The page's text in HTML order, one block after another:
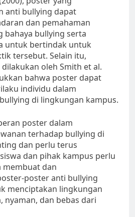
anti bullying dapat
dan pemahaman
bahaya bullying serta
untuk bertindak untuk
tersebut. Selain itu,
oleh Smith et al.
bahwa poster dapat
individu dalam
di lingkungan kampus.
poster dalam
terhadap bullying di
dan perlu terus
dan pihak kampus perlu
membuat dan
poster anti bullying
menciptakan lingkungan
nyaman, dan bebas dari